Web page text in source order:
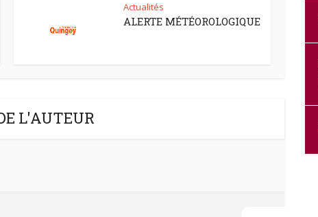
Actualités
ALERTE MÉTÉOROLOGIQUE
L'AUTEUR